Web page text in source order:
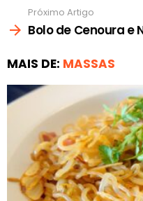
Próximo Artigo
Bolo de Cenoura e
MAIS DE: MASSAS